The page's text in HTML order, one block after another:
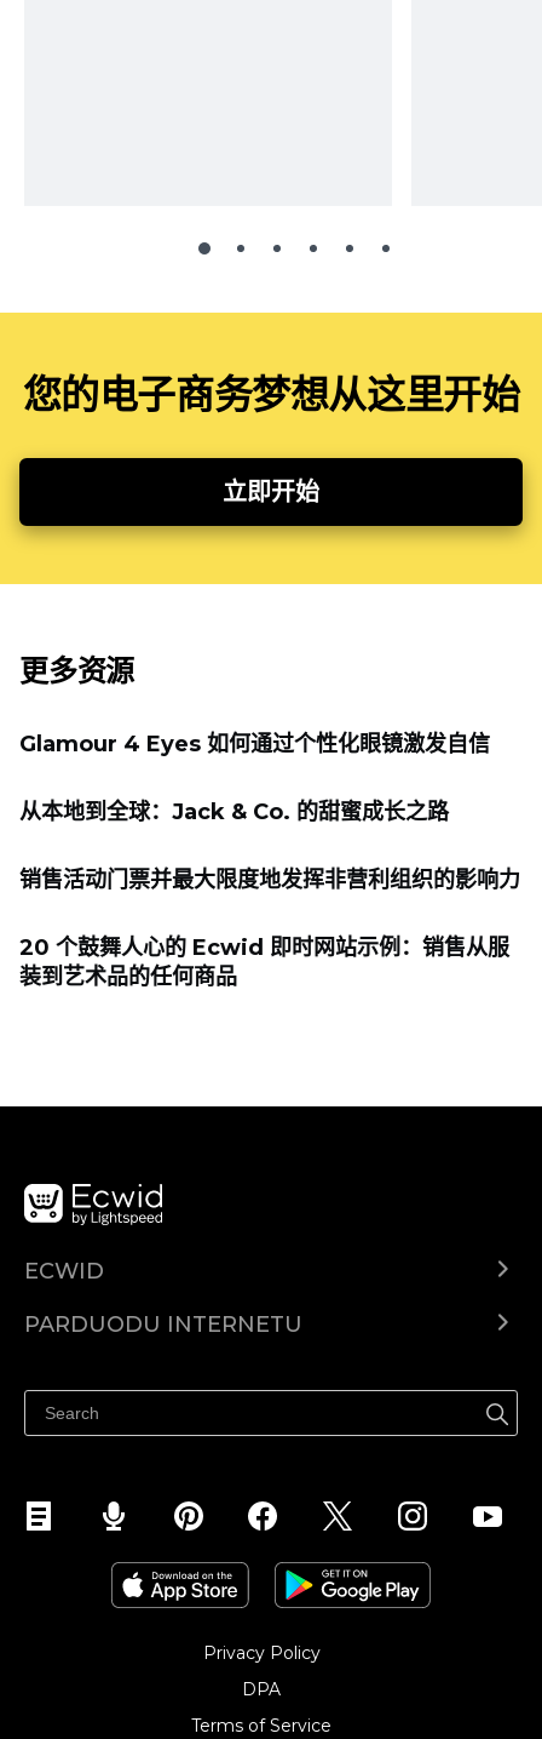
您的电子商务梦想从这里开始
立即开始
更多资源
Glamour 4 Eyes 如何通过个性化眼镜激发自信
从本地到全球：Jack & Co. 的甜蜜成长之路
销售活动门票并最大限度地发挥非营利组织的影响力
20 个鼓舞人心的 Ecwid 即时网站示例：销售从服
装到艺术品的任何商品
ECWID
Kainodara
PARDUODU INTERNETU
Parduodu Facebook
Parduodu Instagram
Privacy Policy
DPA
Terms of Service